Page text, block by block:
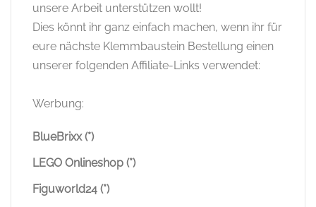
unsere Arbeit unterstützen wollt!
Dies könnt ihr ganz einfach machen, wenn ihr für
eure nächste Klemmbaustein Bestellung einen
unserer folgenden Affiliate-Links verwendet:
Werbung:
BlueBrixx (*)
LEGO Onlineshop (*)
Figuworld24 (*)